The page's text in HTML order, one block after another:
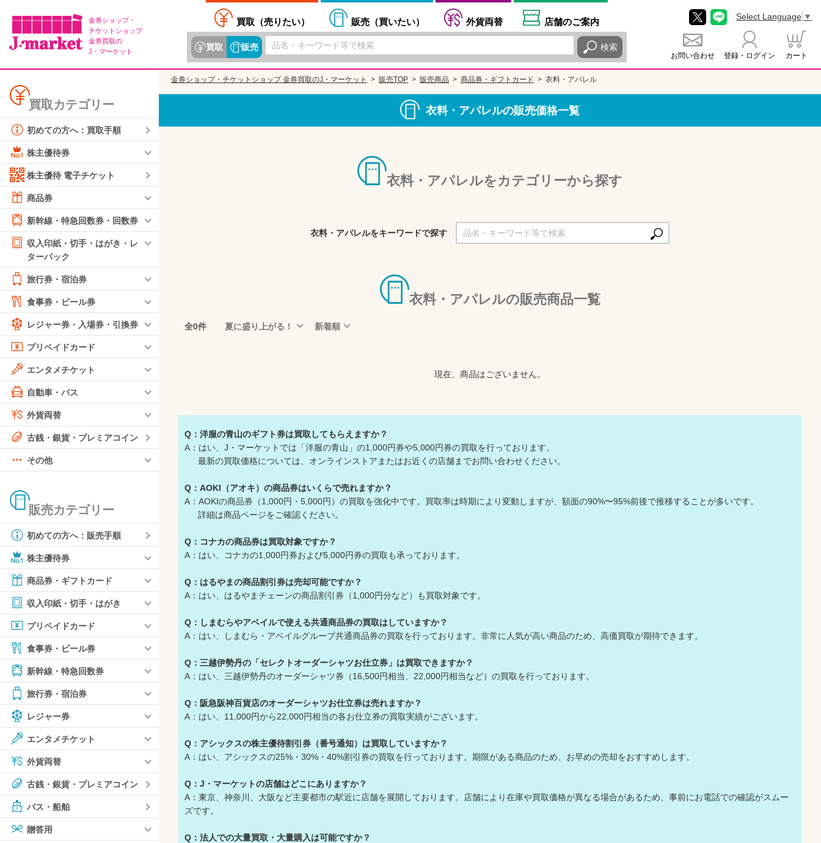
金券ショップ・
チケットショップ
金券買取の
J・マーケット
買取（売りたい） 販売（買いたい） 外貨両替 店舗のご案内
買取 販売 検索
お問い合わせ 登録・ログイン カート
Select Language ▼
買取カテゴリー
初めての方へ：買取手順
株主優待券
株主優待 電子チケット
商品券
新幹線・特急回数券・回数券
収入印紙・切手・はがき・レ
ターパック
旅行券・宿泊券
食事券・ビール券
レジャー券・入場券・引換券
プリペイドカード
エンタメチケット
自動車・バス
外貨両替
古銭・銀貨・プレミアコイン
その他
販売カテゴリー
初めての方へ：販売手順
株主優待券
商品券・ギフトカード
収入印紙・切手・はがき
プリペイドカード
食事券・ビール券
新幹線・特急回数券
旅行券・宿泊券
レジャー券
エンタメチケット
外貨両替
古銭・銀貨・プレミアコイン
バス・船舶
贈答用
金券ショップ・チケットショップ 金券買取のJ・マーケット 販売TOP 販売商品 商品券・ギフトカード 衣料・アパレル
衣料・アパレルの販売価格一覧
衣料・アパレルをカテゴリーから探す
衣料・アパレルをキーワードで探す
衣料・アパレルの販売商品一覧
全0件 夏に盛り上がる！ 新着順
現在、商品はございません。
Q：洋服の青山のギフト券は買取してもらえますか？
A：はい、J・マーケットでは「洋服の青山」の1,000円券や5,000円券の買取を行っております。
最新の買取価格については、オンラインストアまたはお近くの店舗までお問い合わせください。
Q：AOKI（アオキ）の商品券はいくらで売れますか？
A：AOKIの商品券（1,000円・5,000円）の買取を強化中です。買取率は時期により変動しますが、額面の90%〜95%前後で推移することが多いです。
詳細は商品ページをご確認ください。
Q：コナカの商品券は買取対象ですか？
A：はい、コナカの1,000円券および5,000円券の買取も承っております。
Q：はるやまの商品割引券は売却可能ですか？
A：はい、はるやまチェーンの商品割引券（1,000円分など）も買取対象です。
Q：しまむらやアベイルで使える共通商品券の買取はしていますか？
A：はい、しまむら・アベイルグループ共通商品券の買取を行っております。非常に人気が高い商品のため、高価買取が期待できます。
Q：三越伊勢丹の「セレクトオーダーシャツお仕立券」は買取できますか？
A：はい、三越伊勢丹のオーダーシャツ券（16,500円相当、22,000円相当など）の買取を行っております。
Q：阪急阪神百貨店のオーダーシャツお仕立券は売れますか？
A：はい、11,000円から22,000円相当の各お仕立券の買取実績がございます。
Q：アシックスの株主優待割引券（番号通知）は買取していますか？
A：はい、アシックスの25%・30%・40%割引券の買取を行っております。期限がある商品のため、お早めの売却をおすすめします。
Q：J・マーケットの店舗はどこにありますか？
A：東京、神奈川、大阪など主要都市の駅近に店舗を展開しております。店舗により在庫や買取価格が異なる場合があるため、事前にお電話での確認がスムー
ズです。
Q：法人での大量買取・大量購入は可能ですか？